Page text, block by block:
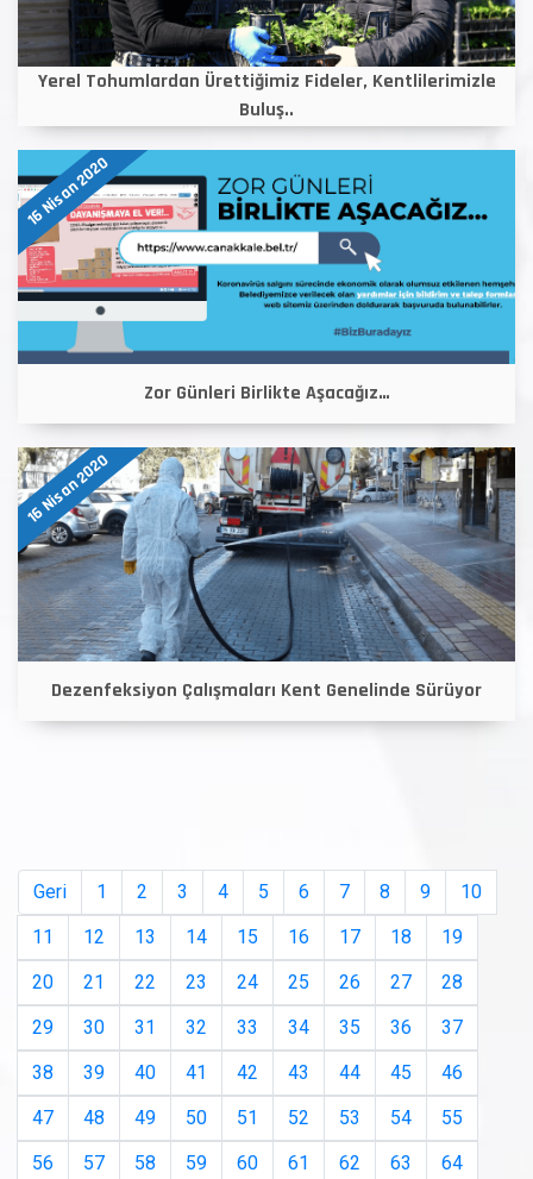
Yerel Tohumlardan Ürettiğimiz Fideler, Kentlilerimizle
Buluş..
16 Nisan 2020
Zor Günleri Birlikte Aşacağız…
16 Nisan 2020
Dezenfeksiyon Çalışmaları Kent Genelinde Sürüyor
Geri 1 2 3 4 5 6 7 8 9
10
11
12 13 14 15 16 17 18
19
20
21 22 23 24 25 26 27
28
29
30 31 32 33 34 35 36
37
38
39 40 41 42 43 44 45
46
47
48 49 50 51 52 53 54
55
56
57 58 59 60 61 62 63
64